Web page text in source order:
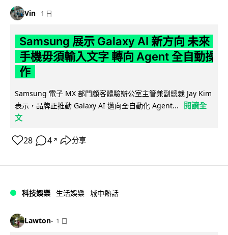
Vin 1 日
Samsung 展示 Galaxy AI 新方向 未來
手機毋須輸入文字 轉向 Agent 全自動操
作
Samsung 電子 MX 部門顧客體驗辦公室主管兼副總裁 Jay Kim
表示，品牌正推動 Galaxy AI 邁向全自動化 Agent...
閱讀全
文
28 4 ↗ 分享
科技娛樂 生活娛樂 城中熱話
Lawton 1 日